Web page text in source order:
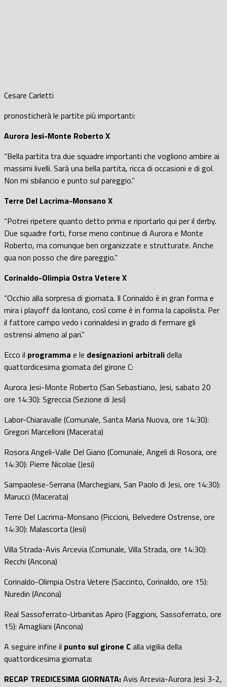
Cesare Carletti
pronosticherà le partite più importanti:
Aurora Jesi-Monte Roberto X
“Bella partita tra due squadre importanti che vogliono ambire ai
massimi livelli. Sarà una bella partita, ricca di occasioni e di gol.
Non mi sbilancio e punto sul pareggio.”
Terre Del Lacrima-Monsano X
“Potrei ripetere quanto detto prima e riportarlo qui per il derby.
Due squadre forti, forse meno continue di Aurora e Monte
Roberto, ma comunque ben organizzate e strutturate. Anche
qua non posso che dire pareggio.”
Corinaldo-Olimpia Ostra Vetere X
“Occhio alla sorpresa di giornata. Il Corinaldo è in gran forma e
mira i playoff da lontano, così come è in forma la capolista. Per
il fattore campo vedo i corinaldesi in grado di fermare gli
ostrensi almeno al pari.”
Ecco il programma e le designazioni arbitralidella
quattordicesima giornata del girone C:
Aurora Jesi-Monte Roberto (San Sebastiano, Jesi, sabato 20
ore 14:30): Sgreccia (Sezione di Jesi)
Labor-Chiaravalle (Comunale, Santa Maria Nuova, ore 14:30):
Gregori Marcelloni (Macerata)
Rosora Angeli-Valle Del Giano (Comunale, Angeli di Rosora, ore
14:30): Pierre Nicolae (Jesi)
Sampaolese-Serrana (Marchegiani, San Paolo di Jesi, ore 14:30):
Marucci (Macerata)
Terre Del Lacrima-Monsano (Piccioni, Belvedere Ostrense, ore
14:30): Malascorta (Jesi)
Villa Strada-Avis Arcevia (Comunale, Villa Strada, ore 14:30):
Recchi (Ancona)
Corinaldo-Olimpia Ostra Vetere (Saccinto, Corinaldo, ore 15):
Nuredin (Ancona)
Real Sassoferrato-Urbanitas Apiro (Faggioni, Sassoferrato, ore
15): Amagliani (Ancona)
A seguire infine il punto sul girone Calla vigilia della
quattordicesima giornata:
RECAP TREDICESIMA GIORNATA:Avis Arcevia-Aurora Jesi 3-2,